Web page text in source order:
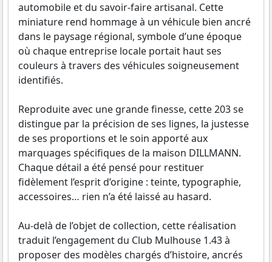
automobile et du savoir-faire artisanal. Cette
miniature rend hommage à un véhicule bien ancré
dans le paysage régional, symbole d’une époque
où chaque entreprise locale portait haut ses
couleurs à travers des véhicules soigneusement
identifiés.
Reproduite avec une grande finesse, cette 203 se
distingue par la précision de ses lignes, la justesse
de ses proportions et le soin apporté aux
marquages spécifiques de la maison DILLMANN.
Chaque détail a été pensé pour restituer
fidèlement l’esprit d’origine : teinte, typographie,
accessoires… rien n’a été laissé au hasard.
Au-delà de l’objet de collection, cette réalisation
traduit l’engagement du Club Mulhouse 1.43 à
proposer des modèles chargés d’histoire, ancrés